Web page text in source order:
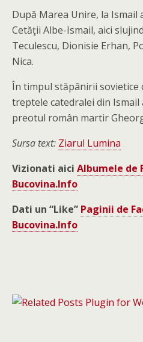
După Marea Unire, la Ismail
Cetăţii Albe-Ismail, aici
Teculescu, Dionisie Erhan,
Nica.
În timpul stăpânirii sovietice
treptele catedralei din Ismail
preotul român martir
Sursa text: Ziarul Lumina
Vizionati aici Albumele de
Bucovina.Info
Dati un “Like” Paginii de
Bucovina.Info